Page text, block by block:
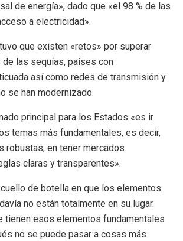
de energía», dado que «el 98 % de las
a electricidad».
que existen «retos» por superar
las sequías, países con
así como redes de transmisión y
se han modernizado.
principal para los Estados «es ir
temas más fundamentales, es decir,
robustas, en tener mercados
claras y transparentes».
de botella en que los elementos
no están totalmente en su lugar.
tienen esos elementos fundamentales
no se puede pasar a cosas más